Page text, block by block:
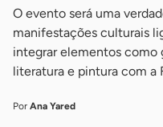
O evento será uma
manifestações culturais
integrar elementos como
literatura e pintura com a
Por Ana Yared